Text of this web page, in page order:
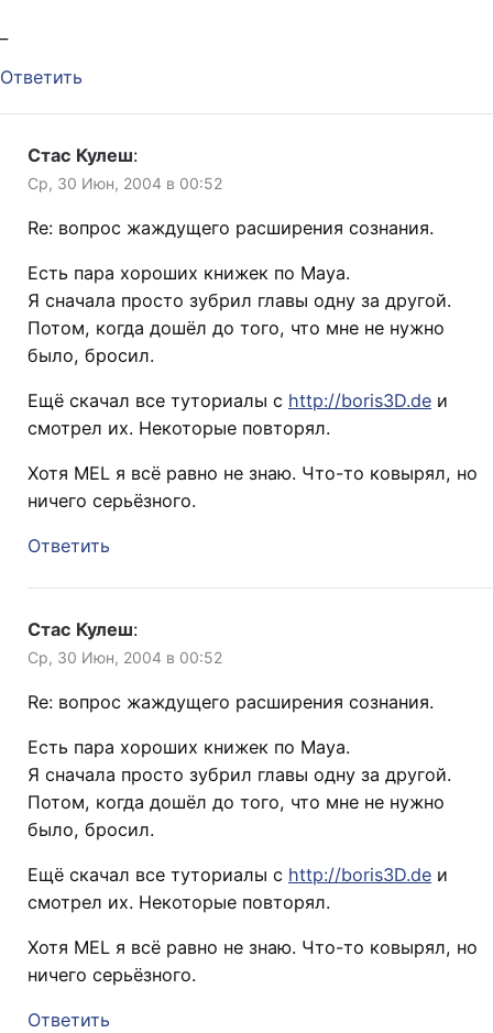
Ответить
Стас Кулеш:
Ср, 30 Июн, 2004 в 00:52
Re: вопрос жаждущего расширения сознания.
Есть пара хороших книжек по Maya.
Я сначала просто зубрил главы одну за другой.
Потом, когда дошёл до того, что мне не нужно
было, бросил.
Ещё скачал все туториалы с http://boris3D.de и
смотрел их. Некоторые повторял.
Хотя MEL я всё равно не знаю. Что-то ковырял, но
ничего серьёзного.
Ответить
Стас Кулеш:
Ср, 30 Июн, 2004 в 00:52
Re: вопрос жаждущего расширения сознания.
Есть пара хороших книжек по Maya.
Я сначала просто зубрил главы одну за другой.
Потом, когда дошёл до того, что мне не нужно
было, бросил.
Ещё скачал все туториалы с http://boris3D.de и
смотрел их. Некоторые повторял.
Хотя MEL я всё равно не знаю. Что-то ковырял, но
ничего серьёзного.
Ответить